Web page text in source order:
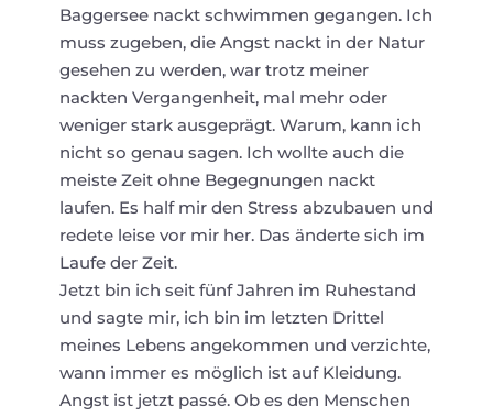
Baggersee nackt schwimmen gegangen. Ich
muss zugeben, die Angst nackt in der Natur
gesehen zu werden, war trotz meiner
nackten Vergangenheit, mal mehr oder
weniger stark ausgeprägt. Warum, kann ich
nicht so genau sagen. Ich wollte auch die
meiste Zeit ohne Begegnungen nackt
laufen. Es half mir den Stress abzubauen und
redete leise vor mir her. Das änderte sich im
Laufe der Zeit.
Jetzt bin ich seit fünf Jahren im Ruhestand
und sagte mir, ich bin im letzten Drittel
meines Lebens angekommen und verzichte,
wann immer es möglich ist auf Kleidung.
Angst ist jetzt passé. Ob es den Menschen